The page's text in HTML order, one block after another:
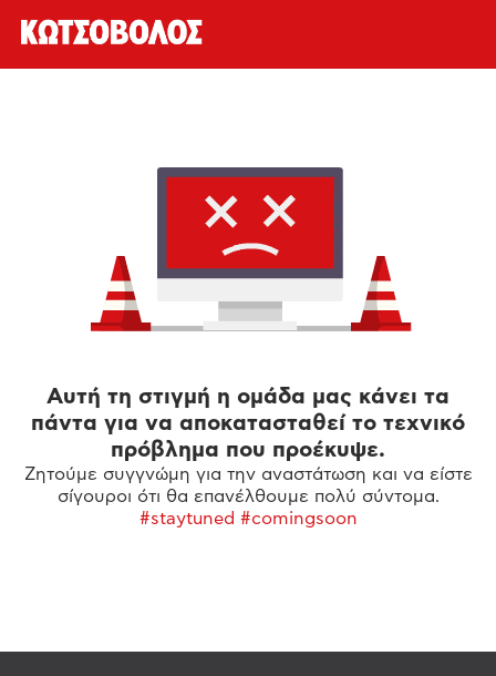
Αυτή τη στιγμή η ομάδα μας κάνει τα
πάντα για να αποκατασταθεί το τεχνικό
πρόβλημα που προέκυψε.
Ζητούμε συγγνώμη για την αναστάτωση και να είστε
σίγουροι ότι θα επανέλθουμε πολύ σύντομα.
#staytuned #comingsoon